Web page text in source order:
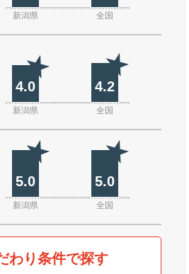
新潟県 全国
4.0 4.2
新潟県 全国
5.0 5.0
新潟県 全国
わり条件で探す